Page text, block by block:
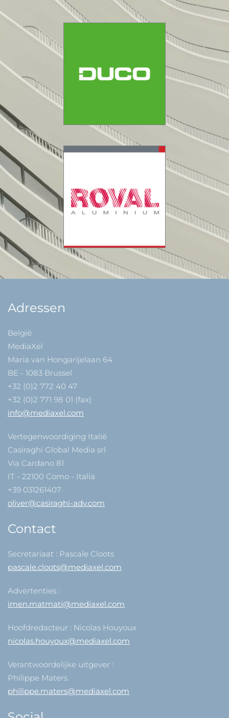
Adressen
België
MediaXel
Maria van Hongarijelaan 64
BE - 1083 Brussel
+32 (0)2 772 40 47
+32 (0)2 771 98 01 (fax)
info@mediaxel.com
Vertegenwoordiging Italië
Casiraghi Global Media srl
Via Cardano 81
IT - 22100 Como - Italia
+39 031261407
oliver@casiraghi-adv.com
Contact
Secretariaat : Pascale Cloots
pascale.cloots@mediaxel.com
Advertenties :
imen.matmati@mediaxel.com
Hoofdredacteur : Nicolas Houyoux
nicolas.houyoux@mediaxel.com
Verantwoordelijke uitgever :
Philippe Maters
philippe.maters@mediaxel.com